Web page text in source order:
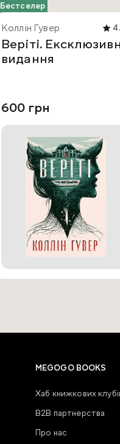
Бестселер
Коллін Гувер
Веріті.
видання
600 грн
MEGOGO BOOKS
Хаб книжкових
В2В партнерства
Про нас